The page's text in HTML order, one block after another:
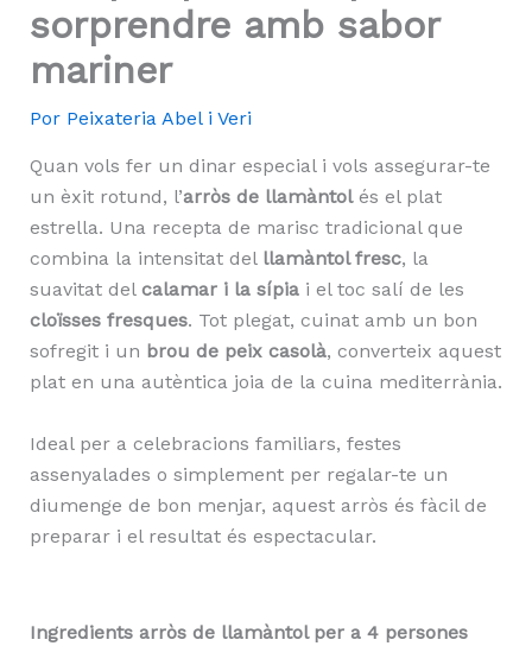
sorprendre amb sabor
mariner
Por Peixateria Abel i Veri
Quan vols fer un dinar especial i vols assegurar-te
un èxit rotund, l’arròs de llamàntolés el plat
estrella. Una recepta de marisc tradicional que
combina la intensitat del llamàntol fresc, la
suavitat del calamar i la sípiai el toc salí de les
cloïsses fresques. Tot plegat, cuinat amb un bon
sofregit i un brou de peix casolà, converteix aquest
plat en una autèntica joia de la cuina mediterrània.
Ideal per a celebracions familiars, festes
assenyalades o simplement per regalar-te un
diumenge de bon menjar, aquest arròs és fàcil de
preparar i el resultat és espectacular.
Ingredients arròs de llamàntol per a 4 persones